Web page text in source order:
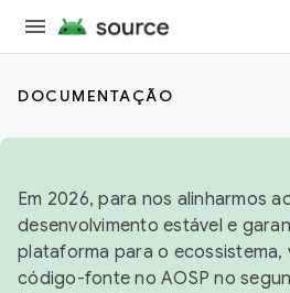
DOCUMENTAÇÃO
Em 2026, para nos alinharmos
desenvolvimento estável e
plataforma para o ecossistema,
código-fonte no AOSP no